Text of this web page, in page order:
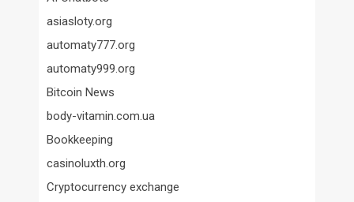
asiasloty.org
automaty777.org
automaty999.org
Bitcoin News
body-vitamin.com.ua
Bookkeeping
casinoluxth.org
Cryptocurrency exchange